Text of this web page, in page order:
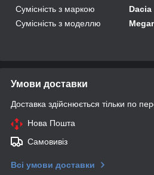
Сумісність з маркою
Dacia
Сумісність з моделлю
Умови доставки
Доставка здійснюється тільки по
Нова Пошта
Самовивіз
Всі умови доставки